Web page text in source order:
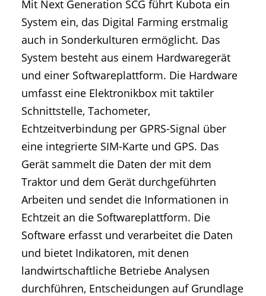
Mit Next Generation SCG führt Kubota ein
System ein, das Digital Farming erstmalig
auch in Sonderkulturen ermöglicht. Das
System besteht aus einem Hardwaregerät
und einer Softwareplattform. Die Hardware
umfasst eine Elektronikbox mit taktiler
Schnittstelle, Tachometer,
Echtzeitverbindung per GPRS-Signal über
eine integrierte SIM-Karte und GPS. Das
Gerät sammelt die Daten der mit dem
Traktor und dem Gerät durchgeführten
Arbeiten und sendet die Informationen in
Echtzeit an die Softwareplattform. Die
Software erfasst und verarbeitet die Daten
und bietet Indikatoren, mit denen
landwirtschaftliche Betriebe Analysen
durchführen, Entscheidungen auf Grundlage